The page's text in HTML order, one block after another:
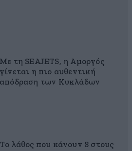
Με τη SEAJETS, η Αμοργός
γίνεται η πιο αυθεντική
απόδραση των Κυκλάδων
Το λάθος που κάνουν 8 στους